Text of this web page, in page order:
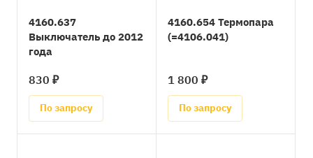
4160.637
Выключатель до 2012
года
830 ₽
По запросу
4160.654 Термопара
(=4106.041)
1 800 ₽
По запросу